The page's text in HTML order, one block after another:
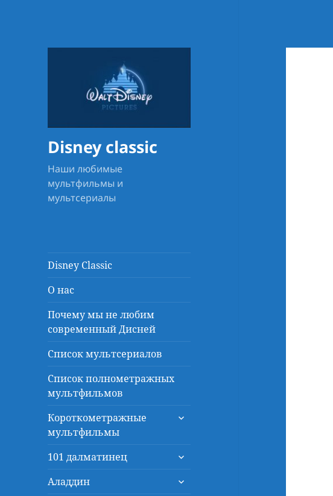
Disney classic
Наши любимые
мультфильмы и
мультсериалы
Disney Classic
О нас
Почему мы не любим
современный Дисней
Список мультсериалов
Список полнометражных
мультфильмов
Короткометражные
мультфильмы
раскрыть
101 далматинец
раскрыть
меню
Аладдин
раскрыть